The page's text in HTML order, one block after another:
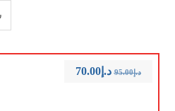
د.إ95.00 د.إ70.00